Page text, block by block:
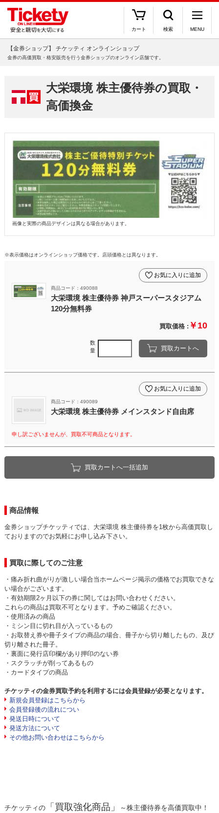
カート 検索 MENU
【金券ショップ】 チケッティ オンラインショップ
金券の高価買取・格安販売を行う金券ショップのオンライン店舗です。
大栄環境 株主優待券の買取・
高価換金
画像と実際の商品デザインは異なる場合があります。
※表示価格はオンラインショップ価格です。店頭価格とは異なります。
商品コード：490088
大栄環境 株主優待券 神戸スーパースタジアム
120分無料券
お気に入りに追加
買取価格 : ￥10
数
量
買取カートへ
商品コード：490089
大栄環境 株主優待券 メインスタンド自由席
お気に入りに追加
申し訳ございませんが、買取不可商品となります。
買取カートへ一括追加
商品情報
金券ショップチケッティでは、大栄環境 株主優待券を1枚から高価買取し
ておりますのでお気軽にお申し込み下さい。
買取に際してのご注意
・痛み折れ曲がりが激しい場合当ホームページ掲示の価格でお買取できな
い場合がございます。
・有効期限2ヶ月以下の券に関してはお問い合わせください。
これらの商品は買取不可となります。予めご確認ください。
・使用済みの商品
・ミシン目に切れ目が入っているもの
・お取替え券や冊子タイプの商品の場合、冊子から切り離したもの、及び
切り離された冊子。
・裏面に発行店印欄があり押印のない券
・スクラッチが削ってあるもの
・カードタイプの商品
チケッティの金券買取予約を利用するには会員登録が必要となります。
新規会員登録はこちらから
会員登録後の流れについ
発送日時について
発送方法について
その他お問い合わせはこちらから
チケッティの「買取強化商品」
～株主優待券を高価買取中！